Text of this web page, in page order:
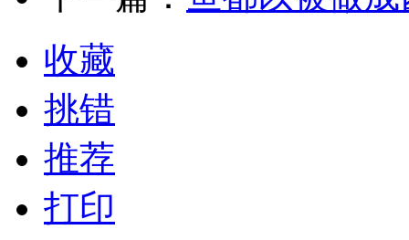
收藏
挑错
推荐
打印